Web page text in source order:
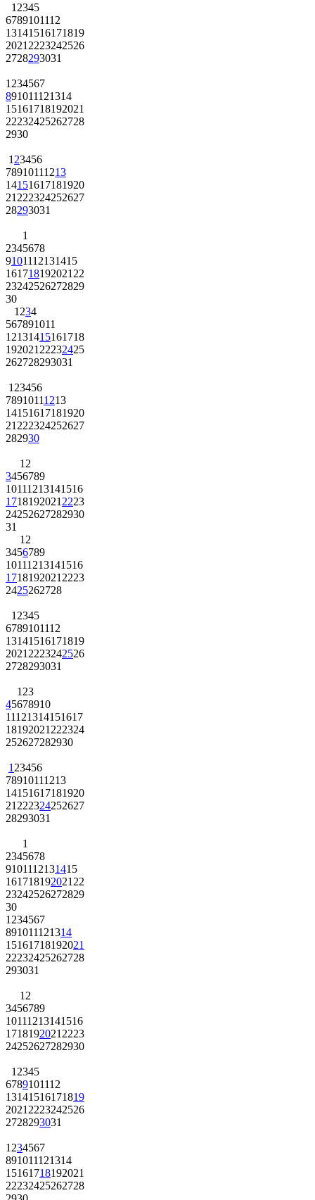
1 2345
6789101112
13141516171819
2021 2223242526
2728293031
1 234567
891011121314
15161718192021
22232425262728
2930
1 23456
78910111213
14151617181920
21 222324252627
28293031
1
2345678
9101112131415
161718192021 22
23242526272829
30
1 234
567891011
12131415161718
192021 22232425
262728293031
1 23456
78910111213
14151617181920
21 222324252627
282930
1 2
3456789
10111213141516
1718192021 2223
24252627282930
31
1 2
3456789
10111213141516
1718192021 2223
2425262728
1 2345
6789101112
13141516171819
2021 2223242526
2728293031
1 23
45678910
11121314151617
18192021 222324
252627282930
1 23456
78910111213
14151617181920
21 222324252627
28293031
1
2345678
9101112131415
161718192021 22
23242526272829
30
1 234567
891011121314
15161718192021
22232425262728
293031
1 2
3456789
10111213141516
1718192021 2223
24252627282930
1 2345
6789101112
13141516171819
2021 2223242526
2728293031
1 234567
891011121314
15161718192021
22232425262728